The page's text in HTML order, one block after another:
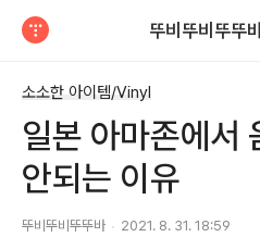
뚜비뚜비뚜뚜
소소한 아이템/Vinyl
일본 아마존에서
안되는 이유
뚜비뚜비뚜뚜바 2021. 8. 31. 18:59